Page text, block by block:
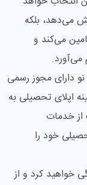
می‌دهد، بلکه
می‌کند و
می‌آورد.
دارای مجوز رسمی
اپلای تحصیلی به
از خدمات
خود را
خواهید کرد و از